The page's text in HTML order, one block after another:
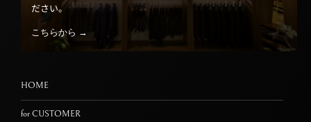
ださい。
こちらから →
HOME
for CUSTOMER